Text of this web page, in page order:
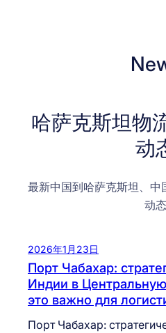
哈萨克斯坦物
动
最新中国到哈萨克斯坦、中
动态
2026年1月23日
Порт Чабахар:
Индии в
это важно для
Порт Чабахар: